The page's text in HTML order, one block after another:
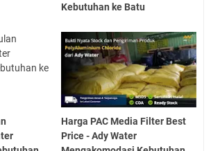
Kebutuhan ke Batu
Harga PAC Media Filter Best
Price - Ady Water